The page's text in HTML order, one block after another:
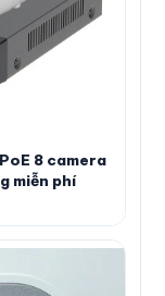
8 camera
miễn phí